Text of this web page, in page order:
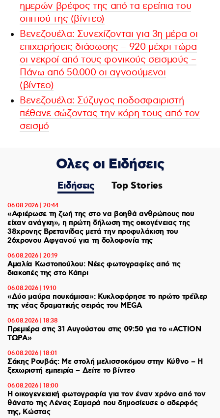
ημερών βρέφος της από τα ερείπια του
σπιτιού της (βίντεο)
Βενεζουέλα: Συνεχίζονται για 3η μέρα οι
επιχειρήσεις διάσωσης – 920 μέχρι τώρα
οι νεκροί από τους φονικούς σεισμούς –
Πάνω από 50.000 οι αγνοούμενοι
(βίντεο)
Βενεζουέλα: Σύζυγος ποδοσφαιριστή
πέθανε σώζοντας την κόρη τους από τον
σεισμό
Ολες οι Ειδήσεις
Ειδήσεις Top Stories
06.08.2026 | 20:44
«Αφιέρωσε τη ζωή της στο να βοηθά ανθρώπους που
είχαν ανάγκη», η πρώτη δήλωση της οικογένειας της
38χρονης Βρετανίδας μετά την προφυλάκιση του
26χρονου Αφγανού για τη δολοφονία της
06.08.2026 | 20:19
Αμαλία Κωστοπούλου: Νέες φωτογραφίες από τις
διακοπές της στο Κάπρι
06.08.2026 | 19:10
«Δύο μαύρα πουκάμισα»: Κυκλοφόρησε το πρώτο τρέϊλερ
της νέας δραματικής σειράς του MEGA
06.08.2026 | 18:38
Πρεμιέρα στις 31 Αυγούστου στις 09:50 για το «ACTION
ΤΩΡΑ»
06.08.2026 | 18:01
Σάκης Ρουβάς: Με στολή μελισσοκόμου στην Κύθνο – Η
ξεχωριστή εμπειρία – Δείτε το βίντεο
06.08.2026 | 18:00
Η οικογενειακή φωτογραφία για τον έναν χρόνο από τον
θάνατο της Λένας Σαμαρά που δημοσίευσε ο αδερφός
της, Κώστας